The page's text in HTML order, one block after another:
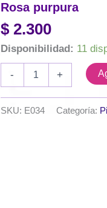
Rosa purpura
$2.300
Disponibilidad: 11
-
decorativo
50
+
SKU: E034 Categoría: